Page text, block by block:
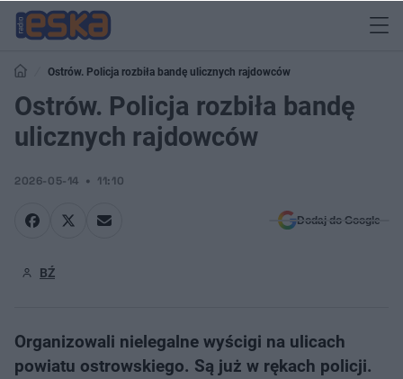
Ostrów. Policja rozbiła bandę ulicznych rajdowców
Ostrów. Policja rozbiła bandę
ulicznych rajdowców
2026-05-14 11:10
Dodaj do Google
BŹ
Organizowali nielegalne wyścigi na ulicach
powiatu ostrowskiego. Są już w rękach policji.